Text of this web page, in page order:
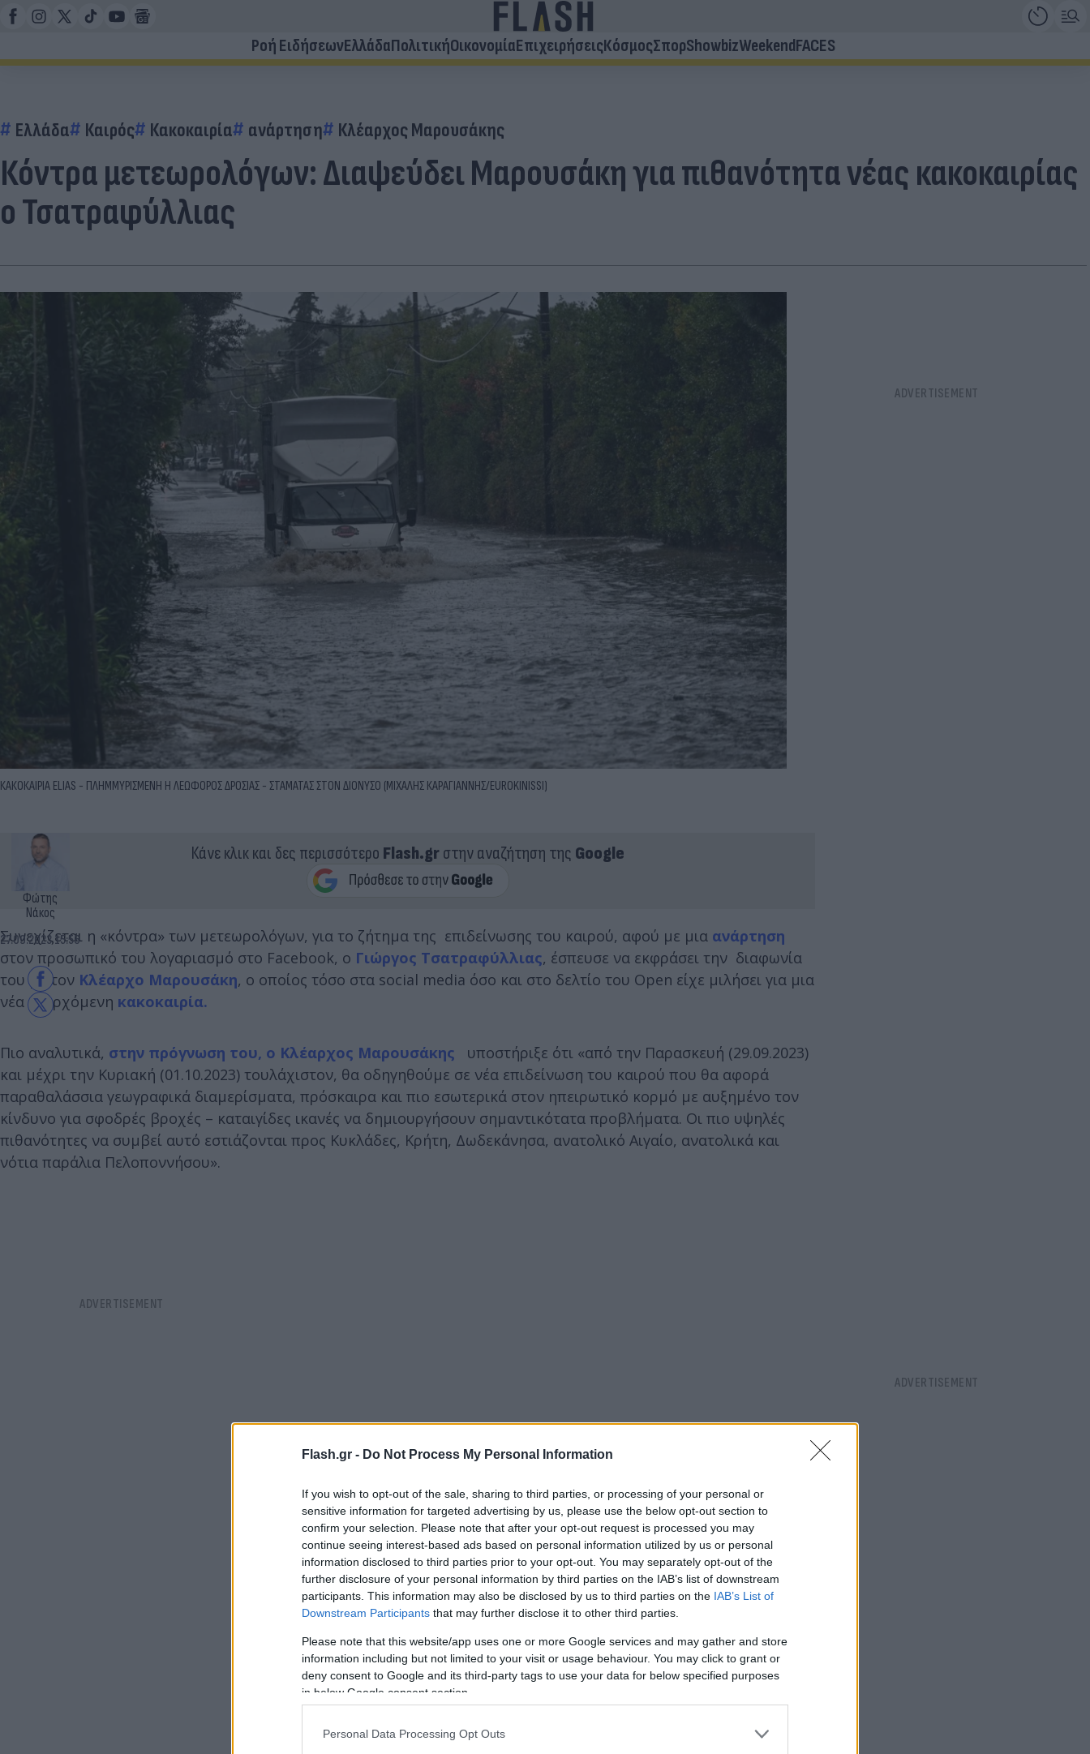
Flash.gr - Do Not Process My Personal Information
If you wish to opt-out of the sale, sharing to third parties, or processing of your personal or
sensitive information for targeted advertising by us, please use the below opt-out section to
confirm your selection. Please note that after your opt-out request is processed you may
continue seeing interest-based ads based on personal information utilized by us or personal
information disclosed to third parties prior to your opt-out. You may separately opt-out of the
further disclosure of your personal information by third parties on the IAB’s list of downstream
participants. This information may also be disclosed by us to third parties on the IAB’s List of
Downstream Participants that may further disclose it to other third parties.
Please note that this website/app uses one or more Google services and may gather and store
information including but not limited to your visit or usage behaviour. You may click to grant or
deny consent to Google and its third-party tags to use your data for below specified purposes
in below Google consent section.
Personal Data Processing Opt Outs
Ροή ΕιδήσεωνΕλλάδαΠολιτικήΟικονομίαΕπιχειρήσειςΚόσμοςΣπορShowbizWeekendFACES
Ελλάδα Καιρός Κακοκαιρία ανάρτηση Κλέαρχος Μαρουσάκης
Κόντρα μετεωρολόγων: Διαψεύδει Μαρουσάκη για πιθανότητα νέας κακοκαιρίας
ο Τσατραφύλλιας
ΚΑΚΟΚΑΙΡΙΑ ELIAS - ΠΛΗΜΜΥΡΙΣΜΕΝΗ Η ΛΕΩΦΟΡΟΣ ΔΡΟΣΙΑΣ - ΣΤΑΜΑΤΑΣ ΣΤΟΝ ΔΙΟΝΥΣΟ (ΜΙΧΑΛΗΣ ΚΑΡΑΓΙΑΝΝΗΣ/EUROKINISSI)
Φώτης
Νάκος
27.09.2023 15:56
Κάνε κλικ και δες περισσότερο Flash.grστην αναζήτηση της Google
Συνεχίζεται η «κόντρα» των μετεωρολόγων, για το ζήτημα της επιδείνωσης του καιρού, αφού με μια ανάρτηση
στον προσωπικό του λογαριασμό στο Facebook, ο Γιώργος Τσατραφύλλιας, έσπευσε να εκφράσει την διαφωνία
του με τον Κλέαρχο Μαρουσάκη, ο οποίος τόσο στα social media όσο και στο δελτίο του Open είχε μιλήσει για μια
νέα επερχόμενη κακοκαιρία.
Πιο αναλυτικά, στην πρόγνωση του, ο Κλέαρχος Μαρουσάκης
υποστήριξε ότι «από την Παρασκευή (29.09.2023)
και μέχρι την Κυριακή (01.10.2023) τουλάχιστον, θα οδηγηθούμε σε νέα επιδείνωση του καιρού που θα αφορά
παραθαλάσσια γεωγραφικά διαμερίσματα, πρόσκαιρα και πιο εσωτερικά στον ηπειρωτικό κορμό με αυξημένο τον
κίνδυνο για σφοδρές βροχές – καταιγίδες ικανές να δημιουργήσουν σημαντικότατα προβλήματα. Οι πιο υψηλές
πιθανότητες να συμβεί αυτό εστιάζονται προς Κυκλάδες, Κρήτη, Δωδεκάνησα, ανατολικό Αιγαίο, ανατολικά και
νότια παράλια Πελοποννήσου».